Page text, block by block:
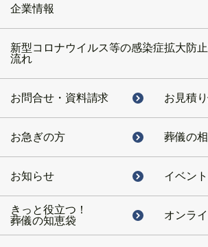
企業情報
新型コロナウイルス等の感染症拡大防
流れ
お問合せ・ 資料請求 お見積
お急ぎの方 葬儀の
お知らせ イベント
きっと役立つ！
葬儀の知恵袋
オンラ